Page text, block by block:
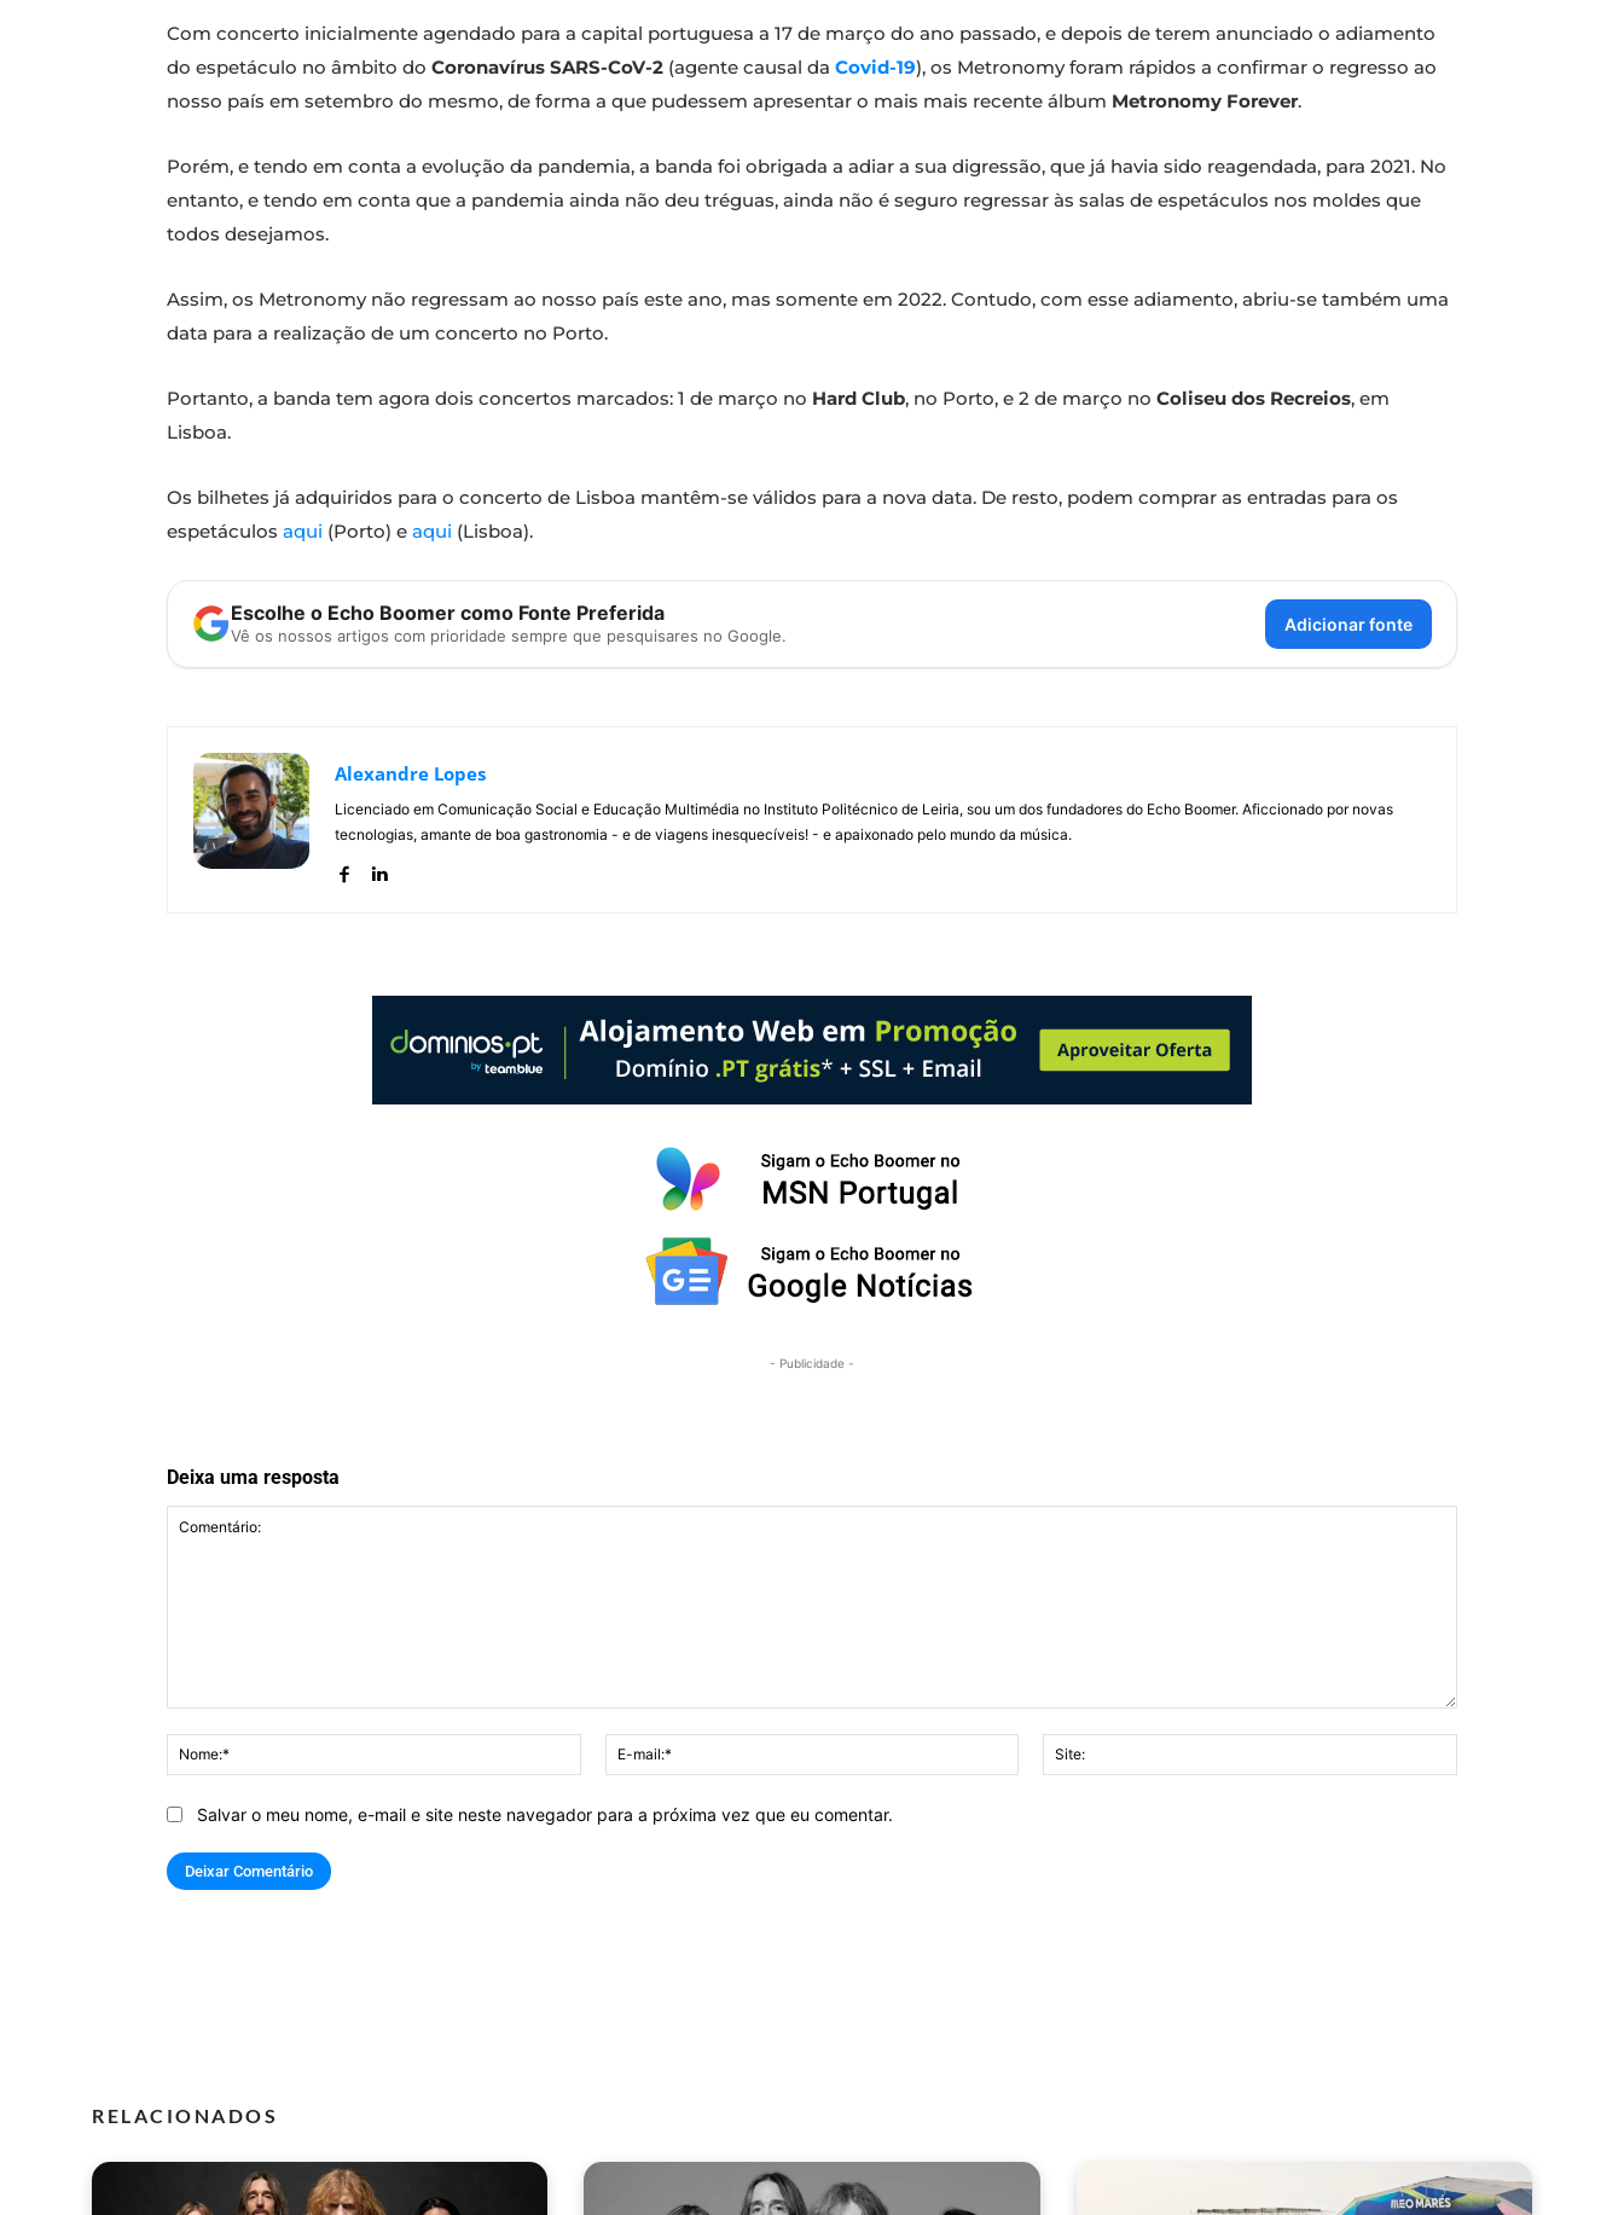
Com concerto inicialmente agendado para a capital portuguesa a 17 de março do ano passado, e depois de terem anunciado o adiamento
do espetáculo no âmbito do Coronavírus SARS-CoV-2 (agente causal da Covid-19), os Metronomy foram rápidos a confirmar o regresso ao
nosso país em setembro do mesmo, de forma a que pudessem apresentar o mais mais recente álbum Metronomy Forever.
Porém, e tendo em conta a evolução da pandemia, a banda foi obrigada a adiar a sua digressão, que já havia sido reagendada, para 2021. No
entanto, e tendo em conta que a pandemia ainda não deu tréguas, ainda não é seguro regressar às salas de espetáculos nos moldes que
todos desejamos.
Assim, os Metronomy não regressam ao nosso país este ano, mas somente em 2022. Contudo, com esse adiamento, abriu-se também uma
data para a realização de um concerto no Porto.
Portanto, a banda tem agora dois concertos marcados: 1 de março no Hard Club, no Porto, e 2 de março no Coliseu dos Recreios, em
Lisboa.
Os bilhetes já adquiridos para o concerto de Lisboa mantêm-se válidos para a nova data. De resto, podem comprar as entradas para os
espetáculos aqui (Porto) e aqui (Lisboa).
Escolhe o Echo Boomer como Fonte Preferida
Vê os nossos artigos com prioridade sempre que pesquisares no Google.
Adicionar fonte
Alexandre Lopes
Licenciado em Comunicação Social e Educação Multimédia no Instituto Politécnico de Leiria, sou um dos fundadores do Echo Boomer. Aficcionado por novas
tecnologias, amante de boa gastronomia - e de viagens inesquecíveis! - e apaixonado pelo mundo da música.
- Publicidade -
Deixa uma resposta
Nome:*
mail:*
Salvar o meu nome, e-mail e site neste navegador para a próxima vez que eu comentar.
RELACIONADOS